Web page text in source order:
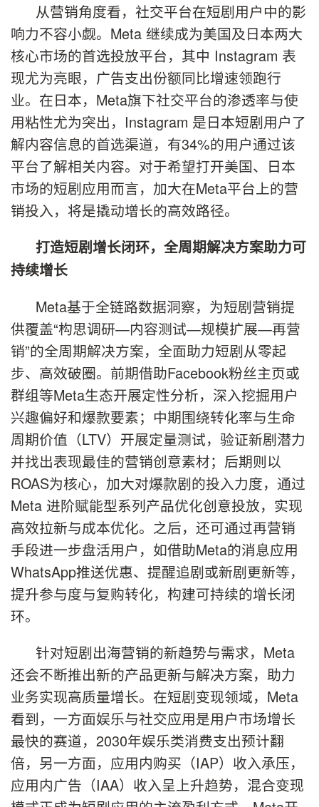
从营销角度看，社交平台在短剧用户中的影
响力不容小觑。Meta 继续成为美国及日本两大
核心市场的首选投放平台，其中 Instagram 表
现尤为亮眼，广告支出份额同比增速领跑行
业。在日本，Meta旗下社交平台的渗透率与使
用粘性尤为突出，Instagram 是日本短剧用户了
解内容信息的首选渠道，有34%的用户通过该
平台了解相关内容。对于希望打开美国、日本
市场的短剧应用而言，加大在Meta平台上的营
销投入，将是撬动增长的高效路径。
打造短剧增长闭环，全周期解决方案助力可
持续增长
Meta基于全链路数据洞察，为短剧营销提
供覆盖“构思调研—内容测试—规模扩展—再营
销”的全周期解决方案，全面助力短剧从零起
步、高效破圈。前期借助Facebook粉丝主页或
群组等Meta生态开展定性分析，深入挖掘用户
兴趣偏好和爆款要素；中期围绕转化率与生命
周期价值（LTV）开展定量测试，验证新剧潜力
并找出表现最佳的营销创意素材；后期则以
ROAS为核心，加大对爆款剧的投入力度，通过
Meta 进阶赋能型系列产品优化创意投放，实现
高效拉新与成本优化。之后，还可通过再营销
手段进一步盘活用户，如借助Meta的消息应用
WhatsApp推送优惠、提醒追剧或新剧更新等，
提升参与度与复购转化，构建可持续的增长闭
环。
针对短剧出海营销的新趋势与需求，Meta
还会不断推出新的产品更新与解决方案，助力
业务实现高质量增长。在短剧变现领域，Meta
看到，一方面娱乐与社交应用是用户市场增长
最快的赛道，2030年娱乐类消费支出预计翻
倍，另一方面，应用内购买（IAP）收入承压，
应用内广告（IAA）收入呈上升趋势，混合变现